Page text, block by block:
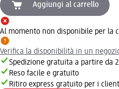
Aggiungi al carrello
Al momento non disponibile per la
Verifica la disponibilità in un
Spedizione gratuita a partire da
Reso facile e gratuito
Ritiro express gratuito per i